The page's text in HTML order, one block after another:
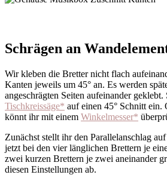
Schrägen an
Wir kleben die Bretter nicht flach
Kanten jeweils um 45° an. Es werden
angeschrägten Seiten aufeinander
Tischkreissäge* auf einen 45° Schnitt ein.
könnt ihr mit einem Winkelmesser*
Zunächst stellt ihr den Parallelanschlag
jetzt bei den vier länglichen Brettern je
zwei kurzen Brettern je zwei aneinander
diesen Einstellungen ab.